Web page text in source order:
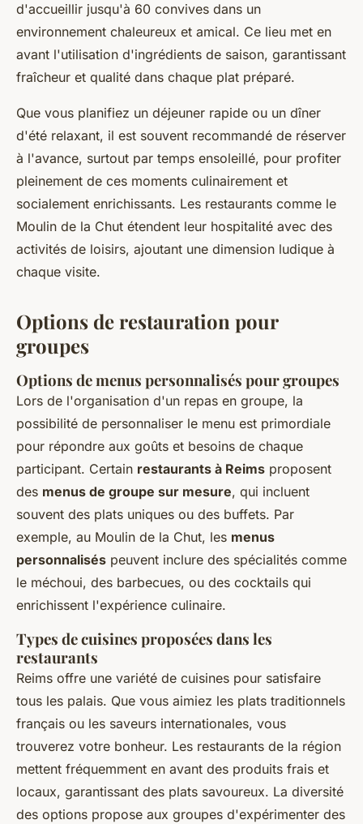
d'accueillir jusqu'à 60 convives dans un
environnement chaleureux et amical. Ce lieu met en
avant l'utilisation d'ingrédients de saison, garantissant
fraîcheur et qualité dans chaque plat préparé.
Que vous planifiez un déjeuner rapide ou un dîner
d'été relaxant, il est souvent recommandé de réserver
à l'avance, surtout par temps ensoleillé, pour profiter
pleinement de ces moments culinairement et
socialement enrichissants. Les restaurants comme le
Moulin de la Chut étendent leur hospitalité avec des
activités de loisirs, ajoutant une dimension ludique à
chaque visite.
Options de restauration pour
groupes
Options de menus personnalisés pour groupes
Lors de l'organisation d'un repas en groupe, la
possibilité de personnaliser le menu est primordiale
pour répondre aux goûts et besoins de chaque
participant. Certain restaurants à Reims proposent
des menus de groupe sur mesure, qui incluent
souvent des plats uniques ou des buffets. Par
exemple, au Moulin de la Chut, les menus
personnalisés peuvent inclure des spécialités comme
le méchoui, des barbecues, ou des cocktails qui
enrichissent l'expérience culinaire.
Types de cuisines proposées dans les
restaurants
Reims offre une variété de cuisines pour satisfaire
tous les palais. Que vous aimiez les plats traditionnels
français ou les saveurs internationales, vous
trouverez votre bonheur. Les restaurants de la région
mettent fréquemment en avant des produits frais et
locaux, garantissant des plats savoureux. La diversité
des options propose aux groupes d'expérimenter des